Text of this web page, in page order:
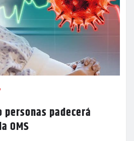
personas padecerá
OMS